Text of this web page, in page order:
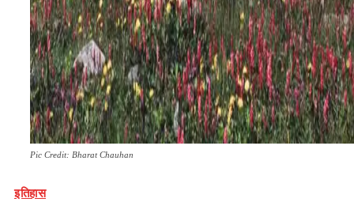
Pic Credit: Bharat Chauhan
इतिहास